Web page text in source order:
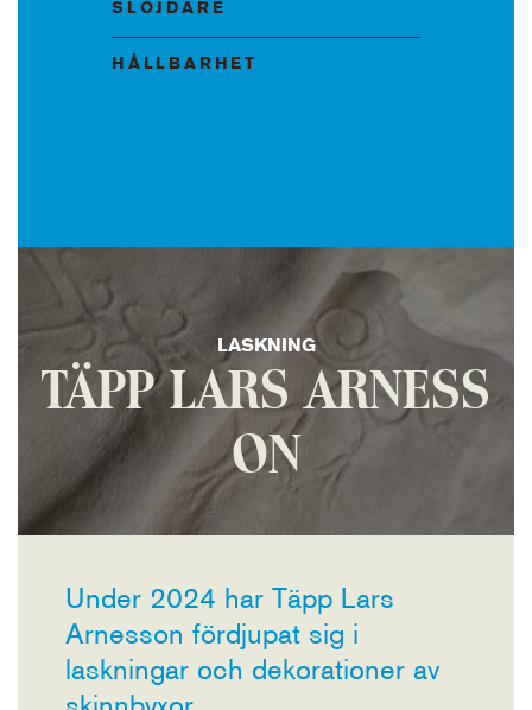
SLÖJDARE
HÅLLBARHET
LASKNING
TÄPP LARS ARNESS
ON
Under 2024 har Täpp Lars
Arnesson fördjupat sig i
laskningar och dekorationer av